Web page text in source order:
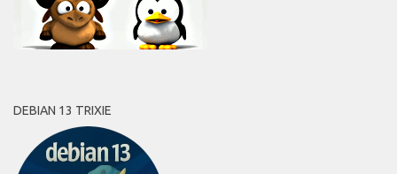
DEBIAN 13 TRIXIE